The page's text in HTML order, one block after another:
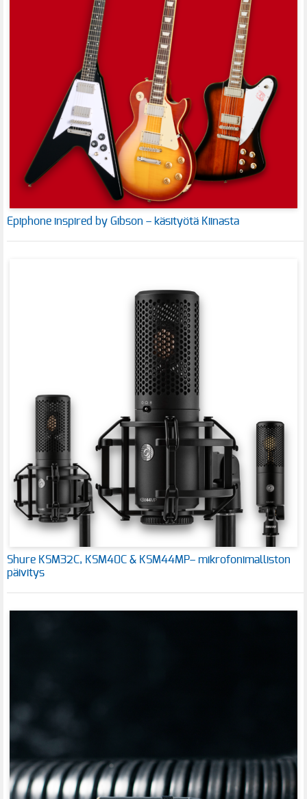
Epiphone inspired by Gibson – käsityötä Kiinasta
Shure KSM32C, KSM40C & KSM44MP– mikrofonimalliston
päivitys